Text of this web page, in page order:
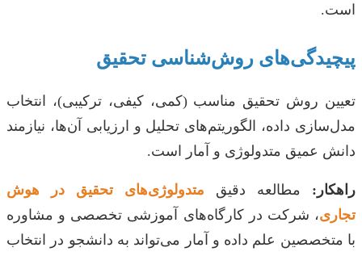
است.
پیچیدگی‌های روش‌شناسی تحقیق
تعیین روش تحقیق مناسب (کمی، کیفی، ترکیبی)، انتخاب
مدل‌سازی داده، الگوریتم‌های تحلیل و ارزیابی آن‌ها، نیازمند
دانش عمیق متدولوژی و آمار است.
راهکار: مطالعه دقیق متدولوژی‌های تحقیق در هوش
تجاری، شرکت در کارگاه‌های آموزشی تخصصی و مشاوره
با متخصصین علم داده و آمار می‌تواند به دانشجو در انتخاب